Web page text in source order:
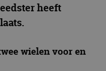
heeft
wielen voor en